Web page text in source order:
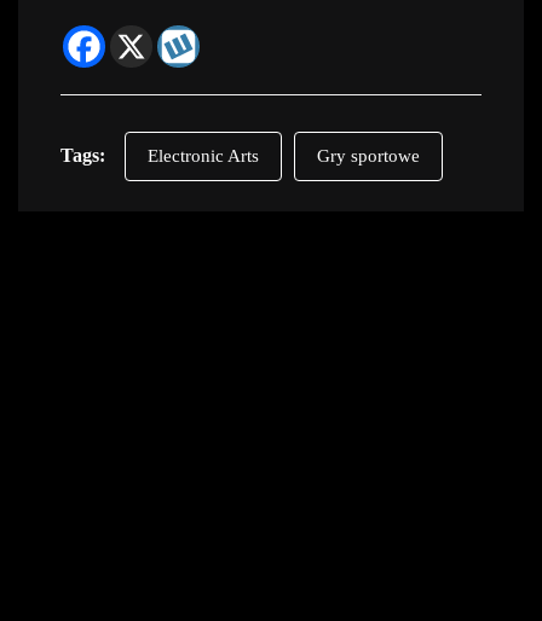
Tags: Electronic Arts Gry sportowe